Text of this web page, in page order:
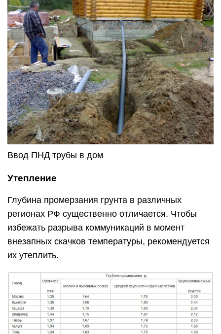
Ввод ПНД трубы в дом
Утепление
Глубина промерзания грунта в различных
регионах РФ существенно отличается. Чтобы
избежать разрыва коммуникаций в момент
внезапных скачков температуры, рекомендуется
их утеплить.